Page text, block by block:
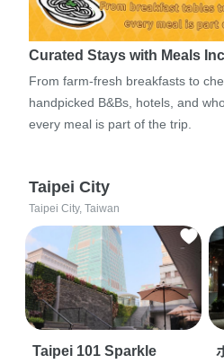
Curated Stays with Meals
From farm-fresh breakfasts to
handpicked B&Bs, hotels, and
every meal is part of the trip.
Taipei City
Taipei City, Taiwan
Taipei 101 Sparkle